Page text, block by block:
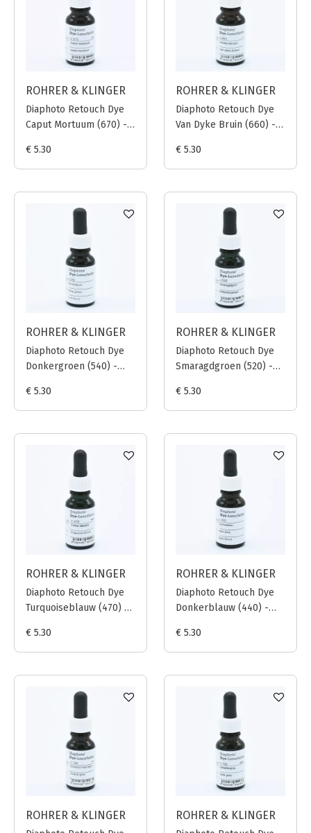
ROHRER & KLINGER
Diaphoto Retouch Dye
Caput Mortuum (670) -
€ 5.30
ROHRER & KLINGER
Diaphoto Retouch Dye
Van Dyke Bruin (660) -
€ 5.30
ROHRER & KLINGER
Diaphoto Retouch Dye
Donkergroen (540) -
€ 5.30
ROHRER & KLINGER
Diaphoto Retouch Dye
Smaragdgroen (520) -
€ 5.30
ROHRER & KLINGER
Diaphoto Retouch Dye
Turquoiseblauw (470) -
€ 5.30
ROHRER & KLINGER
Diaphoto Retouch Dye
Donkerblauw (440) -
€ 5.30
ROHRER & KLINGER ROHRER & KLINGER